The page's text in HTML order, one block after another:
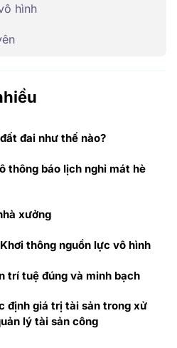
hình
đai như thế nào?
thông báo lịch nghỉ mát hè
xưởng
thông nguồn lực vô hình
trí tuệ đúng và minh bạch
định giá trị tài sản trong xử
lý tài sản công